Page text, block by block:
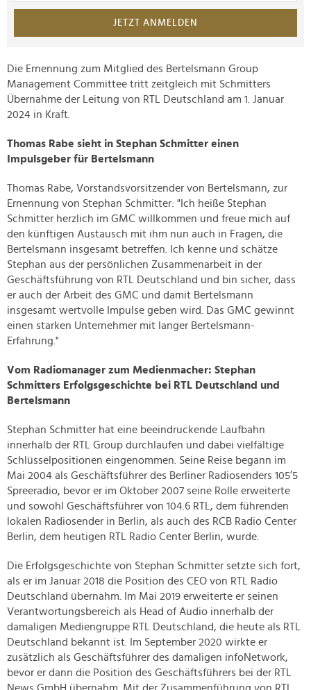
JETZT ANMELDEN
Die Ernennung zum Mitglied des Bertelsmann Group
Management Committee tritt zeitgleich mit Schmitters
Übernahme der Leitung von RTL Deutschland am 1. Januar
2024 in Kraft.
Thomas Rabe sieht in Stephan Schmitter einen
Impulsgeber für Bertelsmann
Thomas Rabe, Vorstandsvorsitzender von Bertelsmann, zur
Ernennung von Stephan Schmitter: "Ich heiße Stephan
Schmitter herzlich im GMC willkommen und freue mich auf
den künftigen Austausch mit ihm nun auch in Fragen, die
Bertelsmann insgesamt betreffen. Ich kenne und schätze
Stephan aus der persönlichen Zusammenarbeit in der
Geschäftsführung von RTL Deutschland und bin sicher, dass
er auch der Arbeit des GMC und damit Bertelsmann
insgesamt wertvolle Impulse geben wird. Das GMC gewinnt
einen starken Unternehmer mit langer Bertelsmann-
Erfahrung."
Vom Radiomanager zum Medienmacher: Stephan
Schmitters Erfolgsgeschichte bei RTL Deutschland und
Bertelsmann
Stephan Schmitter hat eine beeindruckende Laufbahn
innerhalb der RTL Group durchlaufen und dabei vielfältige
Schlüsselpositionen eingenommen. Seine Reise begann im
Mai 2004 als Geschäftsführer des Berliner Radiosenders 105’5
Spreeradio, bevor er im Oktober 2007 seine Rolle erweiterte
und sowohl Geschäftsführer von 104.6 RTL, dem führenden
lokalen Radiosender in Berlin, als auch des RCB Radio Center
Berlin, dem heutigen RTL Radio Center Berlin, wurde.
Die Erfolgsgeschichte von Stephan Schmitter setzte sich fort,
als er im Januar 2018 die Position des CEO von RTL Radio
Deutschland übernahm. Im Mai 2019 erweiterte er seinen
Verantwortungsbereich als Head of Audio innerhalb der
damaligen Mediengruppe RTL Deutschland, die heute als RTL
Deutschland bekannt ist. Im September 2020 wirkte er
zusätzlich als Geschäftsführer des damaligen infoNetwork,
bevor er dann die Position des Geschäftsführers bei der RTL